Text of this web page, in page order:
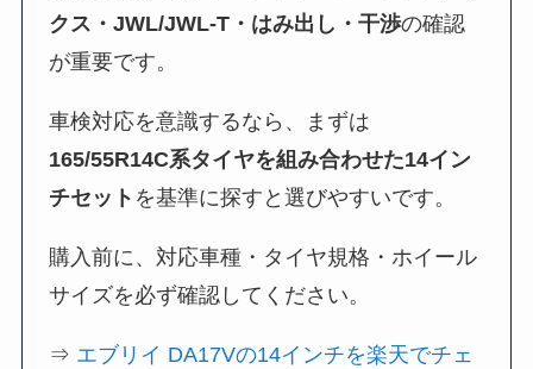
クス・JWL/JWL-T・はみ出し・干渉の確認
が重要です。
車検対応を意識するなら、まずは
165/55R14C系タイヤを組み合わせた14イン
チセット を基準に探すと選びやすいです。
購入前に、対応車種・タイヤ規格・ホイール
サイズを必ず確認してください。
⇒ エブリイ DA17Vの14インチを楽天でチェ